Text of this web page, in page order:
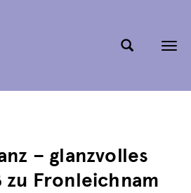
– glanzvolles
zu Fronleichnam